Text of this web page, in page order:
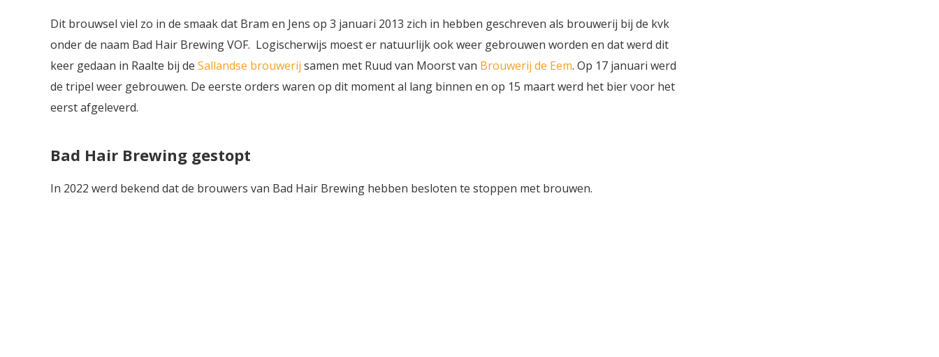
Dit brouwsel viel zo in de smaak dat Bram en Jens op 3 januari 2013 zich in hebben geschreven als brouwerij bij de kvk
onder de naam Bad Hair Brewing VOF. Logischerwijs moest er natuurlijk ook weer gebrouwen worden en dat werd dit
keer gedaan in Raalte bij de Sallandse brouwerij samen met Ruud van Moorst van Brouwerij de Eem. Op 17 januari werd
de tripel weer gebrouwen. De eerste orders waren op dit moment al lang binnen en op 15 maart werd het bier voor het
eerst afgeleverd.
Bad Hair Brewing gestopt
In 2022 werd bekend dat de brouwers van Bad Hair Brewing hebben besloten te stoppen met brouwen.